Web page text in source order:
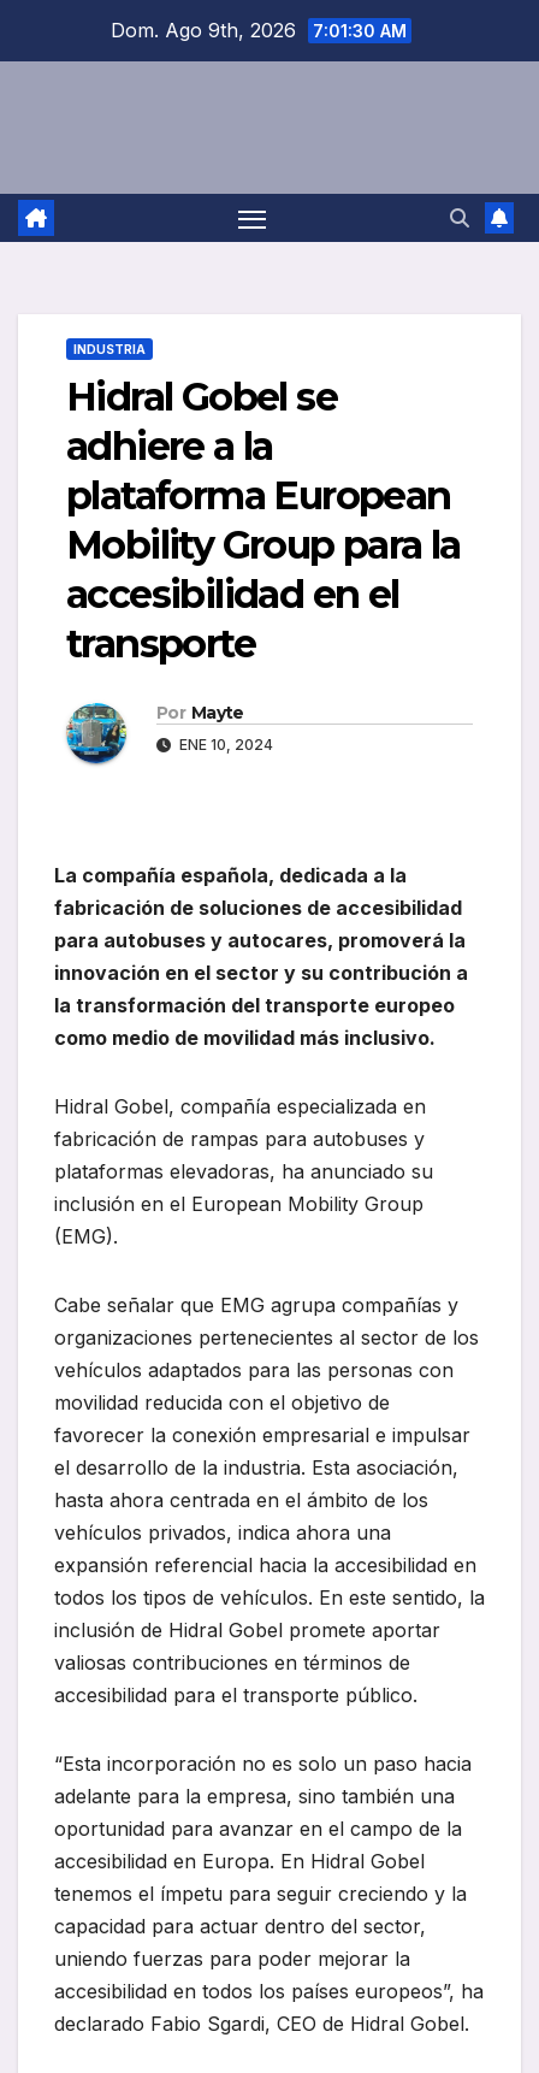
Dom. Ago 9th, 2026 7:01:31 AM
INDUSTRIA
Hidral Gobel se
adhiere a la
plataforma European
Mobility Group para la
accesibilidad en el
transporte
Por Mayte
ENE 10, 2024
La compañía española, dedicada a la
fabricación de soluciones de accesibilidad
para autobuses y autocares, promoverá la
innovación en el sector y su contribución a
la transformación del transporte europeo
como medio de movilidad más inclusivo.
Hidral Gobel, compañía especializada en
fabricación de rampas para autobuses y
plataformas elevadoras, ha anunciado su
inclusión en el European Mobility Group
(EMG).
Cabe señalar que EMG agrupa compañías y
organizaciones pertenecientes al sector de los
vehículos adaptados para las personas con
movilidad reducida con el objetivo de
favorecer la conexión empresarial e impulsar
el desarrollo de la industria. Esta asociación,
hasta ahora centrada en el ámbito de los
vehículos privados, indica ahora una
expansión referencial hacia la accesibilidad en
todos los tipos de vehículos. En este sentido, la
inclusión de Hidral Gobel promete aportar
valiosas contribuciones en términos de
accesibilidad para el transporte público.
“Esta incorporación no es solo un paso hacia
adelante para la empresa, sino también una
oportunidad para avanzar en el campo de la
accesibilidad en Europa. En Hidral Gobel
tenemos el ímpetu para seguir creciendo y la
capacidad para actuar dentro del sector,
uniendo fuerzas para poder mejorar la
accesibilidad en todos los países europeos”, ha
declarado Fabio Sgardi, CEO de Hidral Gobel.